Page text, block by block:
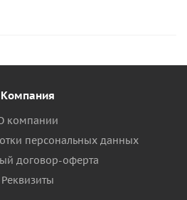
Компания
компании
персональных данных
договор-оферта
Реквизиты